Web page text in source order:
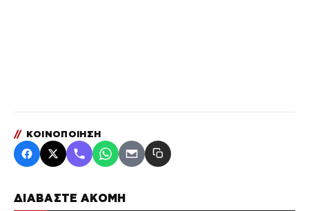
ΔΙΑΒΑΣΤΕ ΑΚΟΜΗ
// ΚΟΙΝΟΠΟΙΗΣΗ